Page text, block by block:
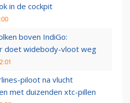
in de cockpit
boven IndiGo:
doet widebody-vloot weg
piloot na vlucht
met duizenden xtc-pillen